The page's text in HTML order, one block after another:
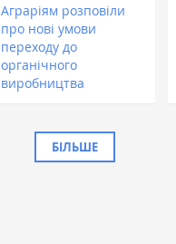
Аграріям розповіли
про нові умови
переходу до
органічного
виробництва
БІЛЬШЕ